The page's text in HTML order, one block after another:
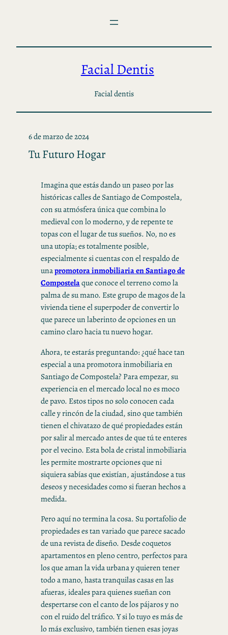
Facial Dentis
Facial dentis
6 de marzo de 2024
Tu Futuro Hogar
Imagina que estás dando un paseo por las
históricas calles de Santiago de Compostela,
con su atmósfera única que combina lo
medieval con lo moderno, y de repente te
topas con el lugar de tus sueños. No, no es
una utopía; es totalmente posible,
especialmente si cuentas con el respaldo de
unapromotora inmobiliaria en Santiago de
Compostelaque conoce el terreno como la
palma de su mano. Este grupo de magos de la
vivienda tiene el superpoder de convertir lo
que parece un laberinto de opciones en un
camino claro hacia tu nuevo hogar.
Ahora, te estarás preguntando: ¿qué hace tan
especial a una promotora inmobiliaria en
Santiago de Compostela? Para empezar, su
experiencia en el mercado local no es moco
de pavo. Estos tipos no solo conocen cada
calle y rincón de la ciudad, sino que también
tienen el chivatazo de qué propiedades están
por salir al mercado antes de que tú te enteres
por el vecino. Esta bola de cristal inmobiliaria
les permite mostrarte opciones que ni
siquiera sabías que existían, ajustándose a tus
deseos y necesidades como si fueran hechos a
medida.
Pero aquí no termina la cosa. Su portafolio de
propiedades es tan variado que parece sacado
de una revista de diseño. Desde coquetos
apartamentos en pleno centro, perfectos para
los que aman la vida urbana y quieren tener
todo a mano, hasta tranquilas casas en las
afueras, ideales para quienes sueñan con
despertarse con el canto de los pájaros y no
con el ruido del tráfico. Y si lo tuyo es más de
lo más exclusivo, también tienen esas joyas